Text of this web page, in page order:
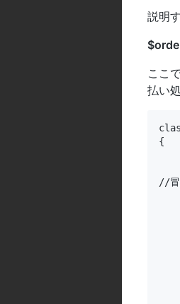
説明
ここ
払い
{
//冒